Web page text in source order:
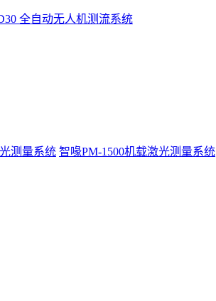
全自动无人机测流系统
测量系统 智喙PM-1500机载激光测量系统